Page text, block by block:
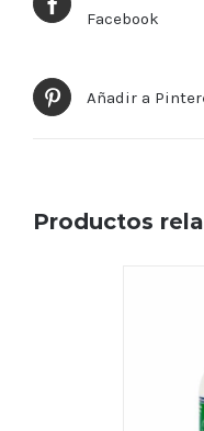
Facebook
Añadir a
Productos